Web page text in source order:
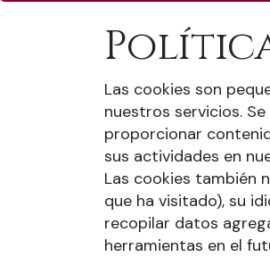
Las cookies son
nuestros servicios.
proporcionar
sus actividades en
Las cookies también
que ha visitado), su
recopilar datos
herramientas en el